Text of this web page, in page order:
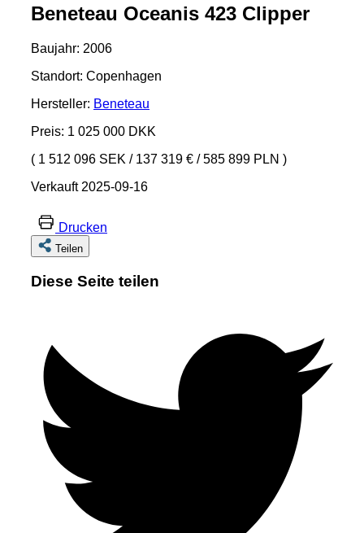
Beneteau Oceanis 423 Clipper
Baujahr: 2006
Standort: Copenhagen
Hersteller: Beneteau
Preis: 1 025 000 DKK
( 1 512 096 SEK /137 319 € /585 899 PLN )
Verkauft 2025-09-16
Drucken
Teilen
Diese Seite teilen